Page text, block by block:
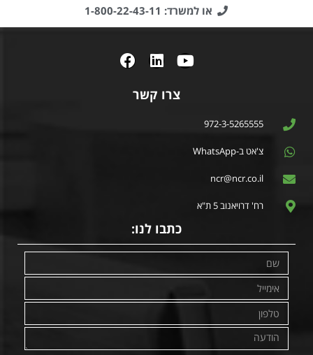
או למשרד: 1-800-22-43-11
צרו קשר
972-3-5265555
צ'אט ב-WhatsApp
ncr@ncr.co.il
רח' דרויאנוב 5 ת"א
כתבו לנו: